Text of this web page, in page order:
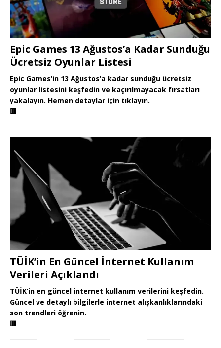
Epic Games 13 Ağustos’a Kadar Sunduğu
Ücretsiz Oyunlar Listesi
Epic Games’in 13 Ağustos’a kadar sunduğu ücretsiz
oyunlar listesini keşfedin ve kaçırılmayacak fırsatları
yakalayın. Hemen detaylar için tıklayın.
🟥
TÜİK’in En Güncel İnternet Kullanım
Verileri Açıklandı
TÜİK’in en güncel internet kullanım verilerini keşfedin.
Güncel ve detaylı bilgilerle internet alışkanlıklarındaki
son trendleri öğrenin.
🟥